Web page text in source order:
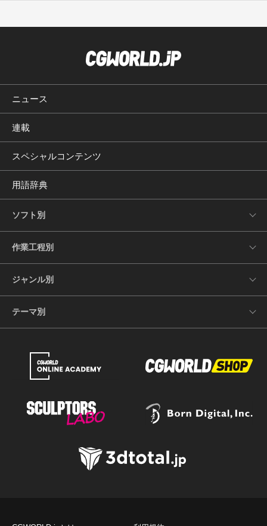
ニュース
連載
スペシャルコンテンツ
用語辞典
ソフト別
作業工程別
ジャンル別
テーマ別